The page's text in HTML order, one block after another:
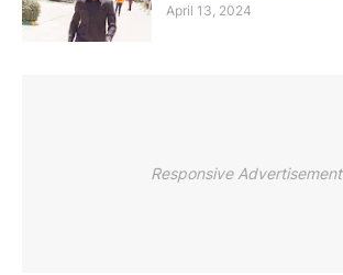
April 13, 2024
Responsive Advertisement